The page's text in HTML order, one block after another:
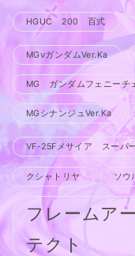
HGUC 200 百式
MGνガンダムVer.Ka
MG ガンダムフェニーチ
MGシナンジュVer.Ka
VF-25Fメサイア スーパ
クシャトリヤ ソウ
フレームア
テクト